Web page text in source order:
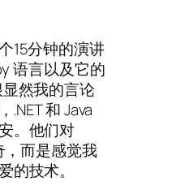
15分钟的演讲
语言以及它的
然我的言论
.NET 和 Java
。他们对
，而是感觉我
的技术。